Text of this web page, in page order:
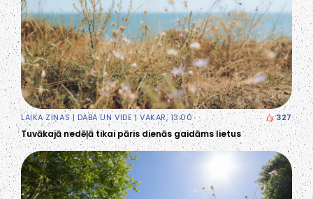
LAIKA ZIŅAS| DABA UN VIDE| VAKAR, 13:00 327
Tuvākajā nedēļā tikai pāris dienās gaidāms lietus